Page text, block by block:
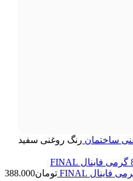
ساختمان رنگ روغنی سفید
تومان388.000